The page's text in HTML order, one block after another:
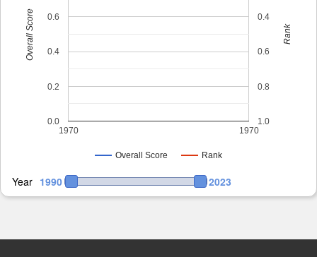
Overall Score Rank
1970 1970
0.0
0.2
0.4
0.6 0.4
0.6
0.8
1.0
Overall Score Rank
Year 1990 2023